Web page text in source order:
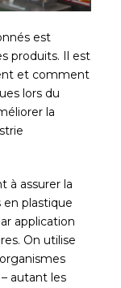
est
produits. Il est
et comment
lors du
la
à assurer la
plastique
application
On utilise
autant les